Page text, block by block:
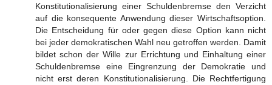
Konstitutionalisierung einer Schuldenbremse den Verzicht
auf die konsequente Anwendung dieser Wirtschaftsoption.
Die Entscheidung für oder gegen diese Option kann nicht
bei jeder demokratischen Wahl neu getroffen werden. Damit
bildet schon der Wille zur Errichtung und Einhaltung einer
Schuldenbremse eine Eingrenzung der Demokratie und
nicht erst deren Konstitutionalisierung. Die Rechtfertigung